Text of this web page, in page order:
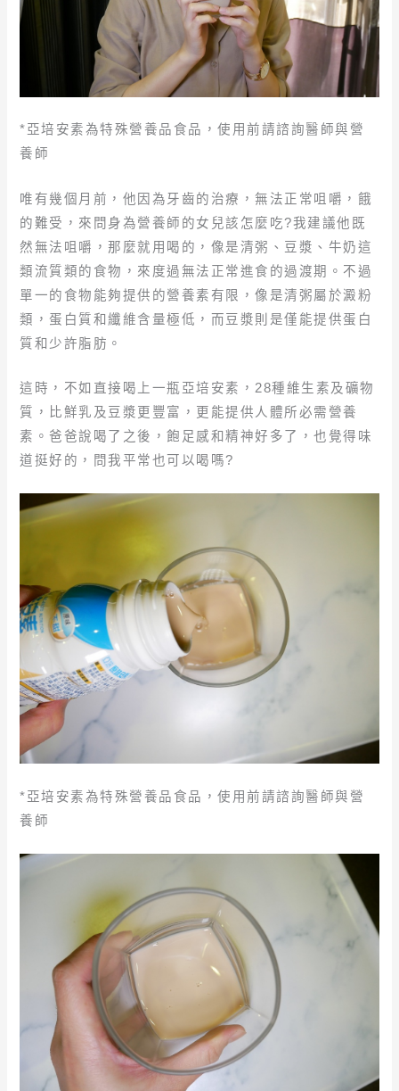
*亞培安素為特殊營養品食品，使用前請諮詢醫師與營
養師
唯有幾個月前，他因為牙齒的治療，無法正常咀嚼，餓
的難受，來問身為營養師的女兒該怎麼吃?我建議他既
然無法咀嚼，那麼就用喝的，像是清粥、豆漿、牛奶這
類流質類的食物，來度過無法正常進食的過渡期。不過
單一的食物能夠提供的營養素有限，像是清粥屬於澱粉
類，蛋白質和纖維含量極低，而豆漿則是僅能提供蛋白
質和少許脂肪。
這時，不如直接喝上一瓶亞培安素，28種維生素及礦物
質，比鮮乳及豆漿更豐富，更能提供人體所必需營養
素。爸爸說喝了之後，飽足感和精神好多了，也覺得味
道挺好的，問我平常也可以喝嗎?
*亞培安素為特殊營養品食品，使用前請諮詢醫師與營
養師